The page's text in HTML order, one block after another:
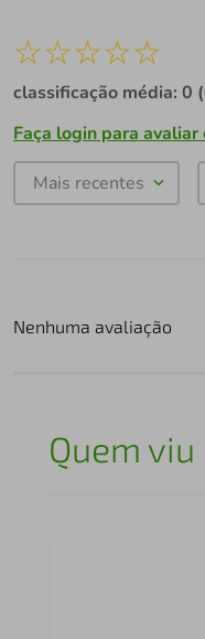
☆☆☆☆☆
classificação média: 0
Faça login para
Mais recentes
Nenhuma avaliação
Quem